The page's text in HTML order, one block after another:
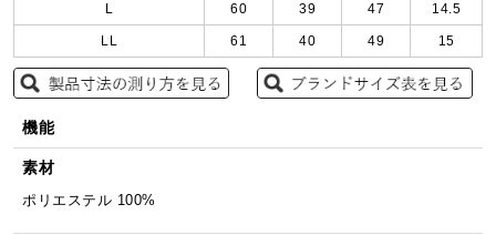
L 60 39 47 14.5
LL 61 40 49 15
機能
素材
ポリエステル 100%